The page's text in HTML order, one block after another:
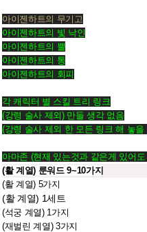
아이젠하트의 무기고
아이젠하트의 빛 낙인
아이젠하트의 뿔
아이젠하트의 통
아이젠하트의 회피
각 캐릭터 별 스킬 트리 링크
(강령 술사 제외) 만들 생각 없음
(강령 술사 제외 한 모든 링크 해 놓을
아마존 (현재 있는것과 같은게 있어
(활 계열) 룬워드 9~10가지
(활 계열) 5가지
(활 계열) 1세트
(석궁 계열) 1가지
(재벌린 계열) 3가지